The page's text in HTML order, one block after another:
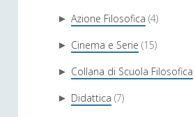
► Azione Filosofica (4)
► Cinema e Serie (15)
► Collana di Scuola Filosofica
► Didattica (7)